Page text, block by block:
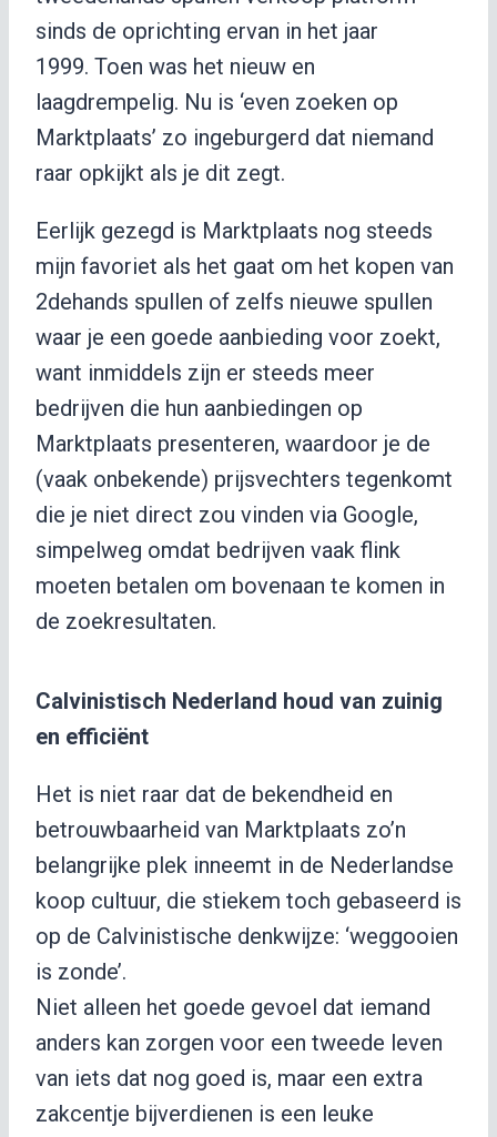
sinds de oprichting ervan in het jaar
1999. Toen was het nieuw en
laagdrempelig. Nu is ‘even zoeken op
Marktplaats’ zo ingeburgerd dat niemand
raar opkijkt als je dit zegt.
Eerlijk gezegd is Marktplaats nog steeds
mijn favoriet als het gaat om het kopen van
2dehands spullen of zelfs nieuwe spullen
waar je een goede aanbieding voor zoekt,
want inmiddels zijn er steeds meer
bedrijven die hun aanbiedingen op
Marktplaats presenteren, waardoor je de
(vaak onbekende) prijsvechters tegenkomt
die je niet direct zou vinden via Google,
simpelweg omdat bedrijven vaak flink
moeten betalen om bovenaan te komen in
de zoekresultaten.
Calvinistisch Nederland houd van zuinig
en efficiënt
Het is niet raar dat de bekendheid en
betrouwbaarheid van Marktplaats zo’n
belangrijke plek inneemt in de Nederlandse
koop cultuur, die stiekem toch gebaseerd is
op de Calvinistische denkwijze: ‘weggooien
is zonde’.
Niet alleen het goede gevoel dat iemand
anders kan zorgen voor een tweede leven
van iets dat nog goed is, maar een extra
zakcentje bijverdienen is een leuke